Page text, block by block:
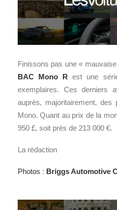
Finissons pas une «
BAC Mono R est une
exemplaires. Ces derniers
auprès, majoritairement, des
Mono. Quant au prix de la
950 £, soit près de 213 000 €.
La rédaction
Photos : Briggs Automotive